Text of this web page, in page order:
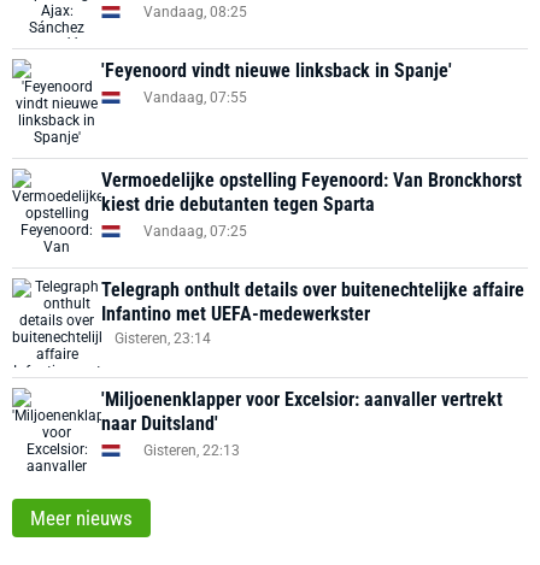
Vandaag, 08:25
'Feyenoord vindt nieuwe linksback in Spanje'
Vandaag, 07:55
Vermoedelijke opstelling Feyenoord: Van Bronckhorst
kiest drie debutanten tegen Sparta
Vandaag, 07:25
Telegraph onthult details over buitenechtelijke affaire
Infantino met UEFA-medewerkster
Gisteren, 23:14
'Miljoenenklapper voor Excelsior: aanvaller vertrekt
naar Duitsland'
Gisteren, 22:13
Meer nieuws